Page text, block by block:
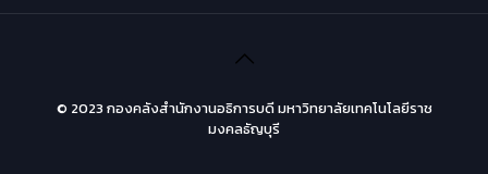
© 2023 กองคลังสำนักงานอธิการบดี มหาวิทยาลัยเทคโนโลยีราช
มงคลธัญบุรี